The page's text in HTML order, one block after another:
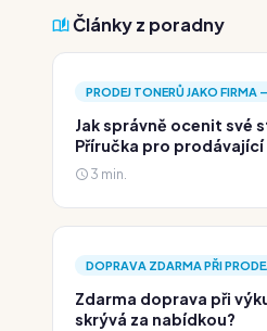
Články z poradny
PRODEJ TONERŮ JAKO
Jak správně ocenit své
Příručka pro prodávající
3 min.
DOPRAVA ZDARMA PŘI
Zdarma doprava při
skrývá za nabídkou?